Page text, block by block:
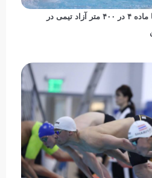
گزارش تصویری مسابقات شنا ماده ۴ در ۴۰۰ متر آزاد تیمی در